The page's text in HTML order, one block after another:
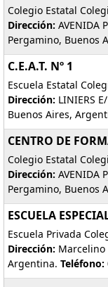
Colegio Estatal
Dirección: AVENIDA
Pergamino, Buenos
C.E.A.T. Nº 1
Escuela Estatal
Dirección: LINIERS
Buenos Aires,
CENTRO DE
Colegio Estatal
Dirección: AVENIDA
Pergamino, Buenos
ESCUELA
Escuela Privada
Dirección: Marcelino
Argentina. Teléfono: